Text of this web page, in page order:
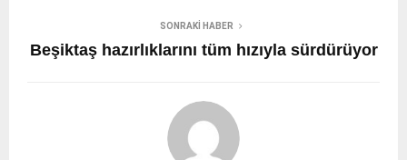
SONRAKI HABER
Beşiktaş hazırlıklarını tüm hızıyla sürdürüyor